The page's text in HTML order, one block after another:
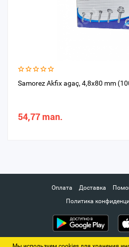
Samorez Akfix agaç, 4,8x80 mm
54,77 man.
Оплата Доставка
Политика